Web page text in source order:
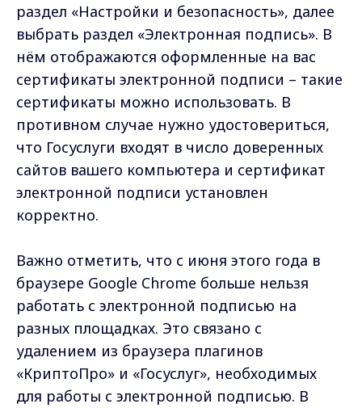
раздел «Настройки и безопасность», далее
выбрать раздел «Электронная подпись». В
нём отображаются оформленные на вас
сертификаты электронной подписи – такие
сертификаты можно использовать. В
противном случае нужно удостовериться,
что Госуслуги входят в число доверенных
сайтов вашего компьютера и сертификат
электронной подписи установлен
корректно.
Важно отметить, что с июня этого года в
браузере Google Chrome больше нельзя
работать с электронной подписью на
разных площадках. Это связано с
удалением из браузера плагинов
«КриптоПро» и «Госуслуг», необходимых
для работы с электронной подписью. В